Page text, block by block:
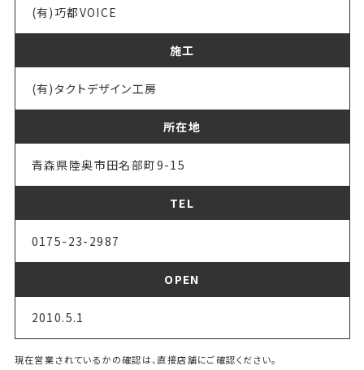
(有)巧都VOICE
施工
(有)タクトデザイン工房
所在地
青森県陸奥市田名部町9-15
TEL
0175-23-2987
OPEN
2010.5.1
現在営業されているかの確認は、直接店舗にご確認ください。